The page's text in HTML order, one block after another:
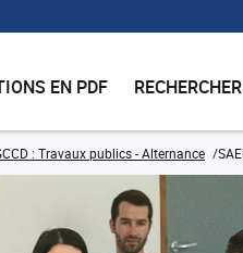
EN PDF
: Travaux publics - Alternance